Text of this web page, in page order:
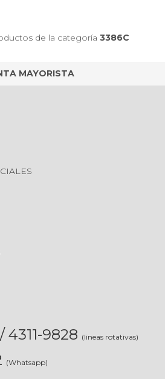
de la categoría 3386C
MAYORISTA
4311-9828 (lineas rotativas)
(Whatsapp)